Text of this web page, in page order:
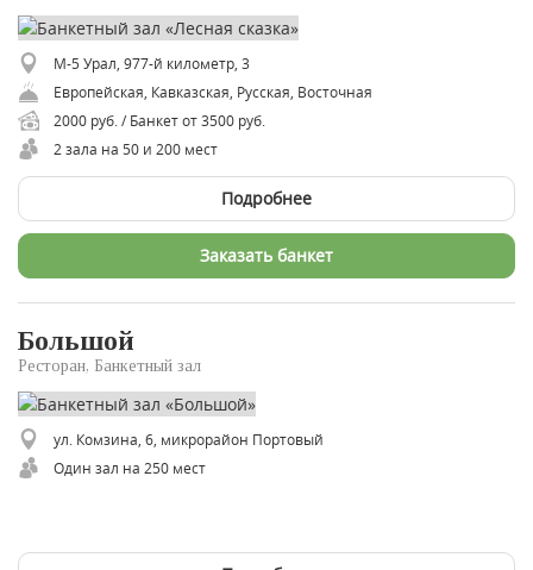
М-5 Урал, 977-й километр, 3
Европейская, Кавказская, Русская, Восточная
2000 руб. / Банкет от 3500 руб.
2 зала на 50 и 200 мест
Подробнее
Заказать банкет
Большой
Ресторан, Банкетный зал
ул. Комзина, 6, микрорайон Портовый
Один зал на 250 мест